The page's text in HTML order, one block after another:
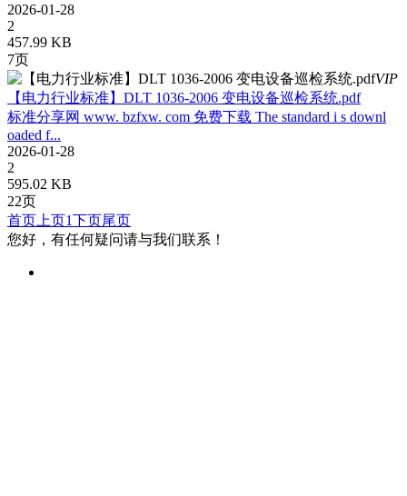
2026-01-28
2
457.99 KB
7页
VIP
【电力行业标准】DLT 1036-2006 变电设备巡检系统.pdf
标准分享网 www. bzfxw. com 免费下载 The standard i s downl
oaded f...
2026-01-28
2
595.02 KB
22页
首页 上页1下页尾页
您好，有任何疑问请与我们联系！